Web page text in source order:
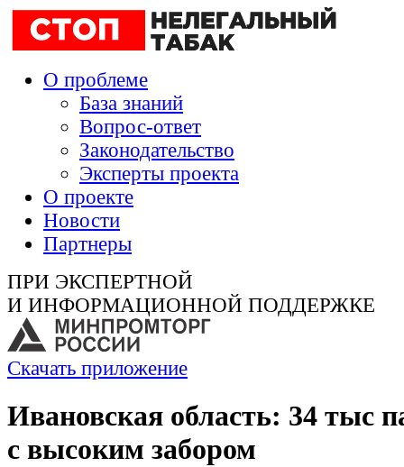
О проблеме
База знаний
Вопрос-ответ
Законодательство
Эксперты проекта
О проекте
Новости
Партнеры
ПРИ ЭКСПЕРТНОЙ
И ИНФОРМАЦИОННОЙ ПОДДЕРЖКЕ
Скачать приложение
Ивановская область: 34 тыс
с высоким забором